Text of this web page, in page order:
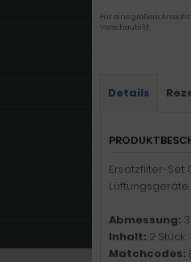
Für eine größere
Vorschaubild
Details
Ersatzfilter-Set
Lüftungsgeräte.
Abmessung:
Inhalt: 2 Stück
Matchcodes: